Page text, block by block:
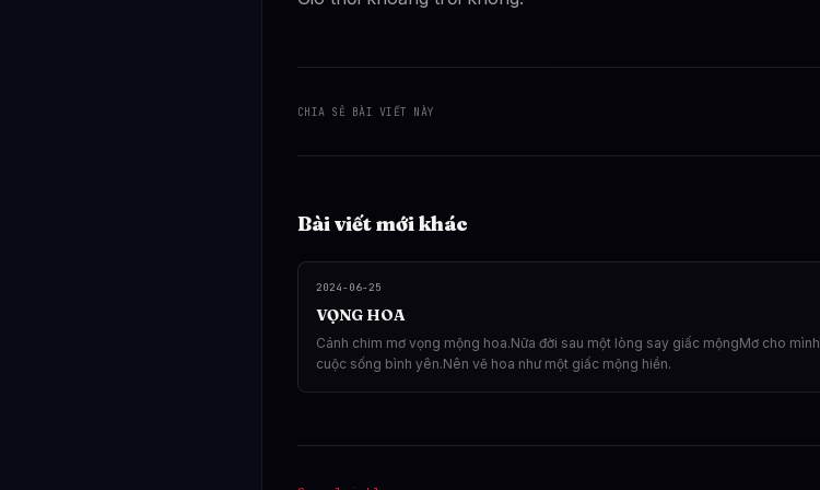
CHIA SẺ BÀI VIẾT NÀY
Bài viết mới khác
2024-06-25
VỌNG HOA
Cánh chim mơ vọng mộng hoa.Nữa đời sau một lòng say giấc mộngMơ cho mình
cuộc sống bình yên.Nên vẽ hoa như một giấc mộng hiền.